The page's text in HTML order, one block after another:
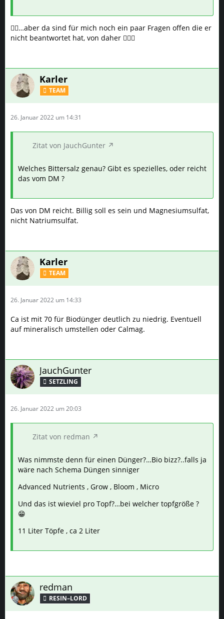
👍🏻…aber da sind für mich noch ein paar Fragen offen die er
nicht beantwortet hat, von daher 🤷🏻‍♂️
Karler
TEAM
26. Januar 2022 um 14:31
Zitat von JauchGunter
Welches Bittersalz genau? Gibt es spezielles, oder reicht
das vom DM ?
Das von DM reicht. Billig soll es sein und Magnesiumsulfat,
nicht Natriumsulfat.
Karler
TEAM
26. Januar 2022 um 14:33
Ca ist mit 70 für Biodünger deutlich zu niedrig. Eventuell
auf mineralisch umstellen oder Calmag.
JauchGunter
SETZLING
26. Januar 2022 um 20:03
Zitat von redman
Was nimmste denn für einen Dünger?…Bio bizz?..falls ja
wäre nach Schema Düngen sinniger
Advanced Nutrients , Grow , Bloom , Micro
Und das ist wieviel pro Topf?…bei welcher topfgröße ?
😁
11 Liter Töpfe , ca 2 Liter
redman
RESIN–LORD